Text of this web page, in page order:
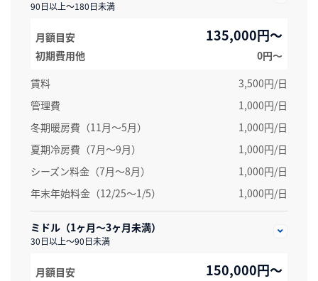
90日以上～180日未満
月額目安 135,000円～
初期費用他
0円〜
賃料
3,500円/日
管理費
1,000円/日
冬期暖房費（11月～5月）
1,000円/日
夏期冷房費（7月〜9月）
1,000円/日
シーズン料金（7月～8月）
1,000円/日
年末年始料金（12/25～1/5）
1,000円/日
ミドル（1ヶ月～3ヶ月未満）
30日以上～90日未満
月額目安 150,000円～